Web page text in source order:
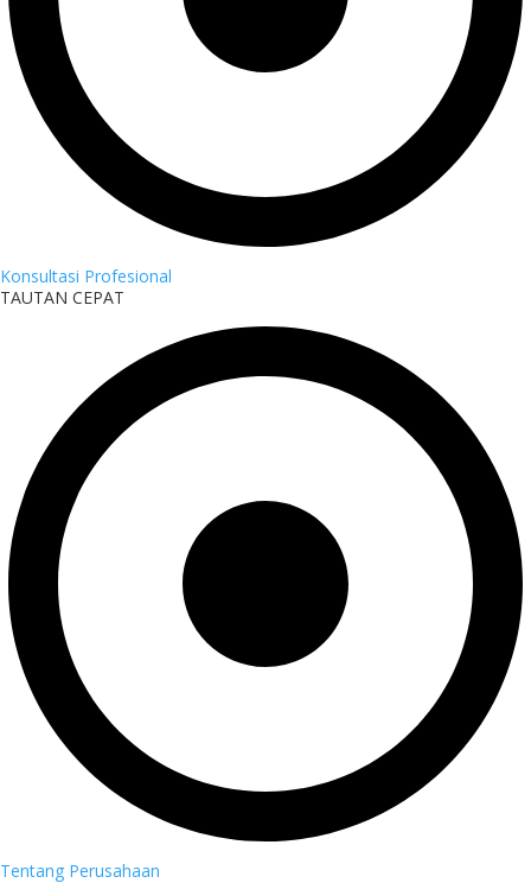
Konsultasi Profesional
TAUTAN CEPAT
Tentang Perusahaan